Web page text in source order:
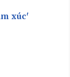
xúc'